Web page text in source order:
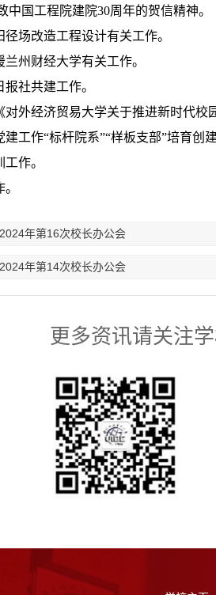
中国工程院建院30周年的贺信精神。
径场改造工程设计有关工作。
州财经大学有关工作。
社共建工作。
对外经济贸易大学关于推进新时代校
工作“标杆院系”“样板支部”培育创建
作。
年第16次校长办公会
年第14次校长办公会
更多资讯请关注